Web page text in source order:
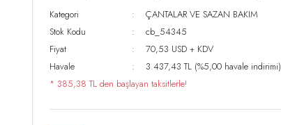
Kategori
ÇANTALAR VE SAZAN BAKIM
Stok Kodu
cb_54345
Fiyat
70,53 USD + KDV
Havale
3.437,43 TL (%5,00 havale indirimi)
* 385,38 TL den başlayan taksitlerle!